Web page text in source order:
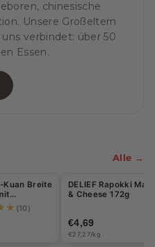
chinesische
Unsere Großeltern
verbindet: über 50
Essen.
Alle →
Kuan Breite
140g
(10)
DELIEF Rapokki Mac
& Cheese 172g
€4,69
€27,27/kg